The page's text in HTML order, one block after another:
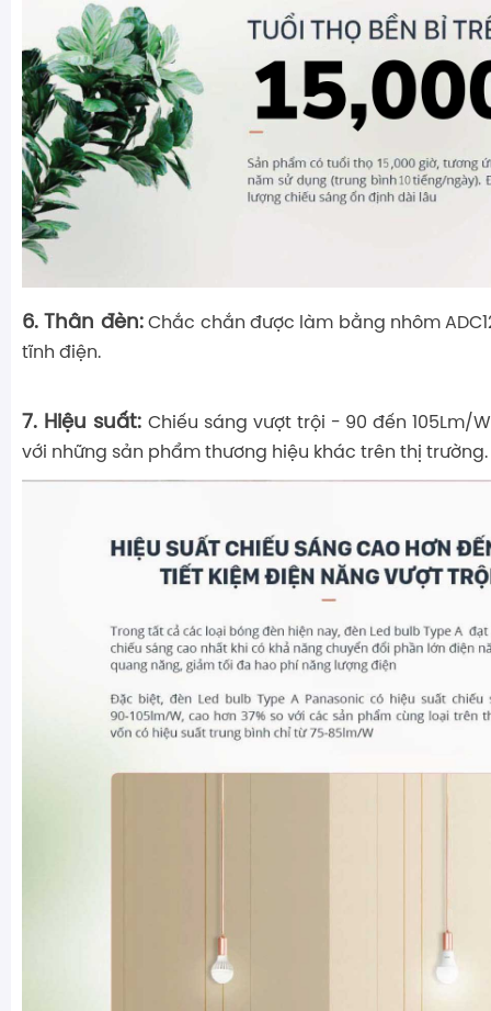
6. Thân đèn: Chắc chắn được làm bằng nhôm
tĩnh điện.
7. Hiệu suất: Chiếu sáng vượt trội - 90 đến 105Lm/
với những sản phẩm thương hiệu khác trên thị trường.